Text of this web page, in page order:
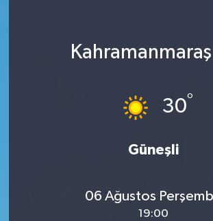
Kahramanmaraş
30°
Güneşli
06 Ağustos
19:00